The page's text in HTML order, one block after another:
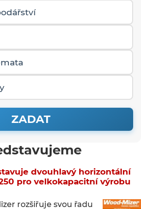
pro velkokapacitní výrobu
rozšiřuje svou řadu
ZADAT